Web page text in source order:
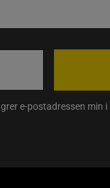
e-postadressen min i